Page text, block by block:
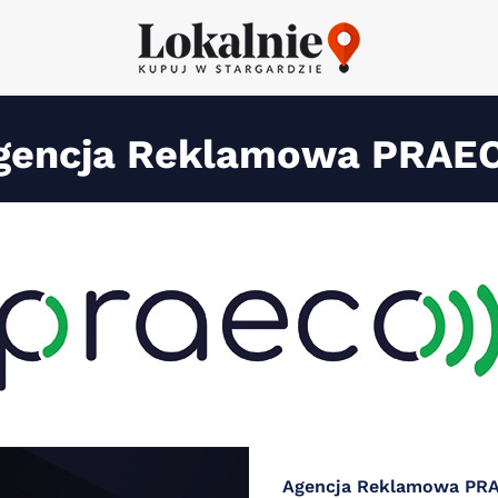
Reklamowa
Agencja Reklamowa